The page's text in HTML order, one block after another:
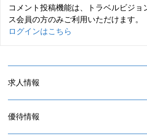
コメント投稿機能は、トラベルビジョ
ス会員の方のみご利用いただけます。
ログインはこちら
求人情報
優待情報